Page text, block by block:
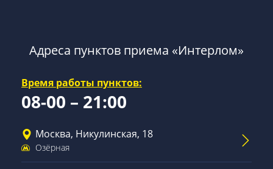
Адреса пунктов приема «Интерлом»
Время работы пунктов:
08-00 – 21:00
Москва, Никулинская, 18
Озёрная